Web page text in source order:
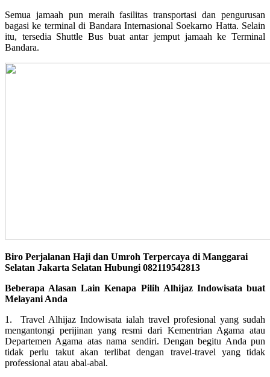
Semua jamaah pun meraih fasilitas transportasi dan pengurusan
bagasi ke terminal di Bandara Internasional Soekarno Hatta. Selain
itu, tersedia Shuttle Bus buat antar jemput jamaah ke Terminal
Bandara.
Biro Perjalanan Haji dan Umroh Terpercaya di Manggarai
Selatan Jakarta Selatan Hubungi 082119542813
Beberapa Alasan Lain Kenapa Pilih Alhijaz Indowisata buat
Melayani Anda
1. Travel Alhijaz Indowisata ialah travel profesional yang sudah
mengantongi perijinan yang resmi dari Kementrian Agama atau
Departemen Agama atas nama sendiri. Dengan begitu Anda pun
tidak perlu takut akan terlibat dengan travel-travel yang tidak
professional atau abal-abal.